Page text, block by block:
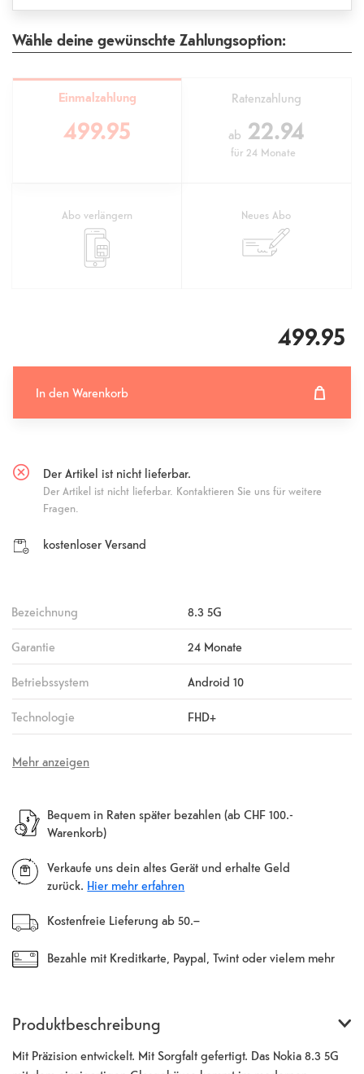
Wähle deine gewünschte Zahlungsoption:
Einmalzahlung
499.95
Ratenzahlung
ab 22.94
für 24 Monate
Abo verlängern Neues Abo
499.95
In den Warenkorb
Der Artikel ist nicht lieferbar.
Der Artikel ist nicht lieferbar. Kontaktieren Sie uns für weitere
Fragen.
kostenloser Versand
Bezeichnung 8.3 5G
Garantie 24 Monate
Betriebssystem Android 10
Technologie FHD+
Mehr anzeigen
Bequem in Raten später bezahlen (ab CHF 100.-
Warenkorb)
Verkaufe uns dein altes Gerät und erhalte Geld
zurück. Hier mehr erfahren
Kostenfreie Lieferung ab 50.–
Bezahle mit Kreditkarte, Paypal, Twint oder vielem mehr
Produktbeschreibung
Mit Präzision entwickelt. Mit Sorgfalt gefertigt. Das Nokia 8.3 5G